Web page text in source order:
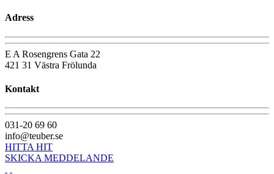
Adress
E A Rosengrens Gata 22
421 31 Västra Frölunda
Kontakt
031-20 69 60
info@teuber.se
HITTA HIT
SKICKA MEDDELANDE